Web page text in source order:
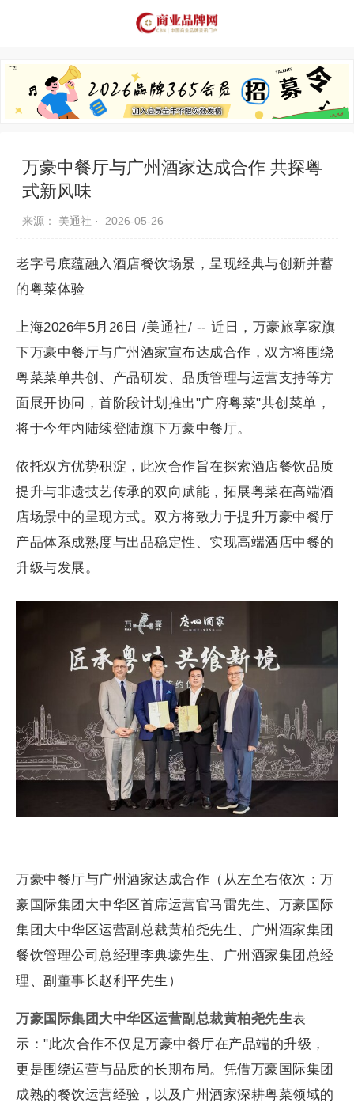
推荐品牌 品牌故事
万豪中餐厅与广州酒家达成合作 共探粤
式新风味
来源： 美通社 · 2026-05-26
老字号底蕴融入酒店餐饮场景，呈现经典与创新并蓄
的粤菜体验
上海2026年5月26日 /美通社/ -- 近日，万豪旅享家旗
下万豪中餐厅与广州酒家宣布达成合作，双方将围绕
粤菜菜单共创、产品研发、品质管理与运营支持等方
面展开协同，首阶段计划推出"广府粤菜"共创菜单，
将于今年内陆续登陆旗下万豪中餐厅。
依托双方优势积淀，此次合作旨在探索酒店餐饮品质
提升与非遗技艺传承的双向赋能，拓展粤菜在高端酒
店场景中的呈现方式。双方将致力于提升万豪中餐厅
产品体系成熟度与出品稳定性、实现高端酒店中餐的
升级与发展。
万豪中餐厅与广州酒家达成合作（从左至右依次：万
豪国际集团大中华区首席运营官马雷先生、万豪国际
集团大中华区运营副总裁黄柏尧先生、广州酒家集团
餐饮管理公司总经理李典壕先生、广州酒家集团总经
理、副董事长赵利平先生）
万豪国际集团大中华区运营副总裁黄柏尧先生表
示："此次合作不仅是万豪中餐厅在产品端的升级，
更是围绕运营与品质的长期布局。凭借万豪国际集团
成熟的餐饮运营经验，以及广州酒家深耕粤菜领域的